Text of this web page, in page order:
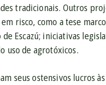
tradicionais. Outros
risco, como a tese
Escazú; iniciativas
uso de agrotóxicos.
seus ostensivos lucros